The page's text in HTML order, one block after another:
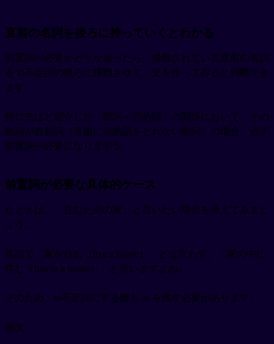
直前の名詞を後ろに持っていくとわかる
前置詞が必要かどうか迷ったら、修飾されている直前の名詞
を to不定詞の後ろに移動させて、文を作ってみると判断でき
ます。
特に先ほど紹介した「動詞＋目的語」の関係において、その
動詞が自動詞（直後に目的語をとれない動詞）の場合、必ず
前置詞が必要になります💦
前置詞が必要な具体的ケース
たとえば、「住むための家」と言いたい場合を考えてみまし
ょう。
英語で「家を住む（live a house）」とは言わず、「家の中に
住む（live in a house）」と言いますよね。
そのため、to不定詞にする際も in を残す必要があります。
例文：